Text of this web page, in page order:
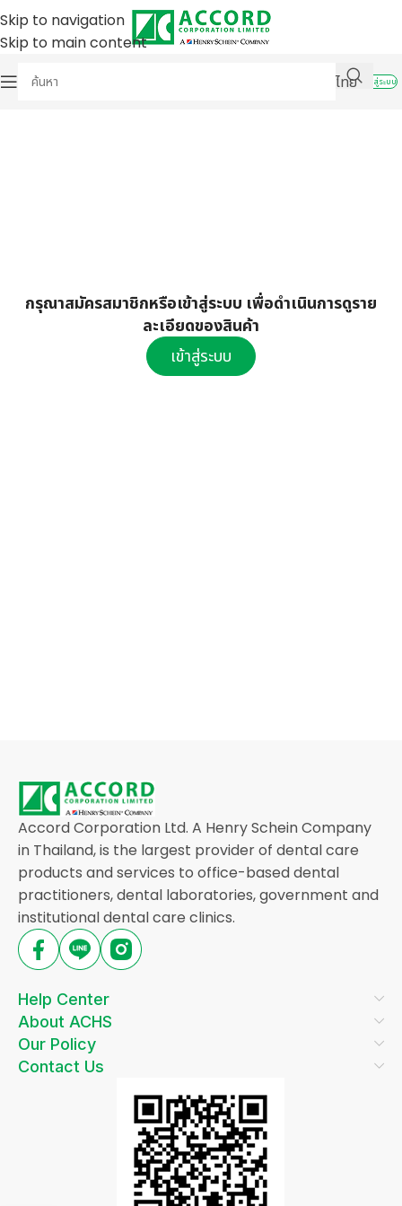
Skip to navigation
Skip to main content
ไทย
เข้าสู่ระบบ
กรุณาสมัครสมาชิกหรือเข้าสู่ระบบ เพื่อดำเนินการดูราย
ละเอียดของสินค้า
เข้าสู่ระบบ
Accord Corporation Ltd. A Henry Schein Company
in Thailand, is the largest provider of dental care
products and services to office-based dental
practitioners, dental laboratories, government and
institutional dental care clinics.
Help Center
About ACHS
Our Policy
Contact Us